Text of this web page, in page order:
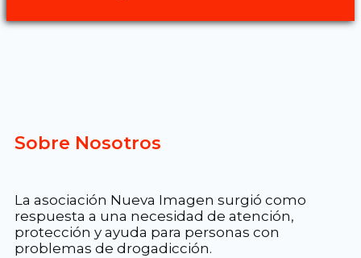
Sobre Nosotros
La asociación Nueva Imagen surgió como
respuesta a una necesidad de atención,
protección y ayuda para personas con
problemas de drogadicción.